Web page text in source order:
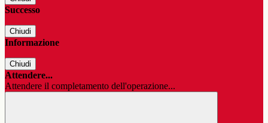
Successo
Chiudi
Informazione
Chiudi
Attendere...
Attendere il completamento dell'operazione...